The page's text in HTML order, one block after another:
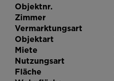
Objektnr.
Zimmer
Vermarktungsart
Objektart
Miete
Nutzungsart
Fläche